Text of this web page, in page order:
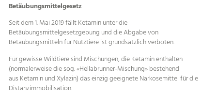
Betäubungsmittelgesetz
Seit dem 1. Mai 2019 fällt Ketamin unter die
Betäubungsmittelgesetzgebung und die Abgabe von
Betäubungsmitteln für Nutztiere ist grundsätzlich verboten.
Für gewisse Wildtiere sind Mischungen, die Ketamin enthalten
(normalerweise die sog. «Hellabrunner-Mischung» bestehend
aus Ketamin und Xylazin) das einzig geeignete Narkosemittel für die
Distanzimmobilisation.